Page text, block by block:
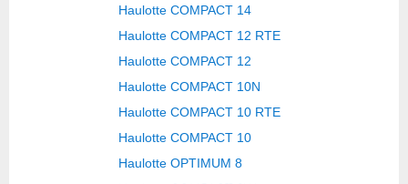
Haulotte COMPACT 14
Haulotte COMPACT 12 RTE
Haulotte COMPACT 12
Haulotte COMPACT 10N
Haulotte COMPACT 10 RTE
Haulotte COMPACT 10
Haulotte OPTIMUM 8